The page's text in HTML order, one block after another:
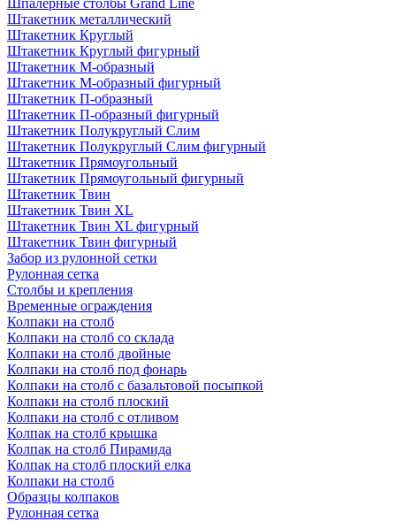
Шпалерные столбы Grand Line
Штакетник металлический
Штакетник Круглый
Штакетник Круглый фигурный
Штакетник М-образный
Штакетник М-образный фигурный
Штакетник П-образный
Штакетник П-образный фигурный
Штакетник Полукруглый Слим
Штакетник Полукруглый Слим фигурный
Штакетник Прямоугольный
Штакетник Прямоугольный фигурный
Штакетник Твин
Штакетник Твин XL
Штакетник Твин XL фигурный
Штакетник Твин фигурный
Забор из рулонной сетки
Рулонная сетка
Столбы и крепления
Временные ограждения
Колпаки на столб
Колпаки на столб со склада
Колпаки на столб двoйные
Колпаки на столб под фонарь
Колпаки на столб с базальтовой посыпкой
Колпаки на столб плоский
Колпаки на столб с отливом
Колпак на столб крышка
Колпак на столб Пирамида
Колпак на столб плоский елка
Колпаки на столб
Образцы колпаков
Рулонная сетка